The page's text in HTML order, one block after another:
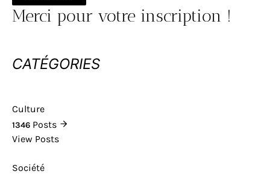
Merci pour votre inscription !
CATÉGORIES
Culture
1346 Posts
View Posts
Société